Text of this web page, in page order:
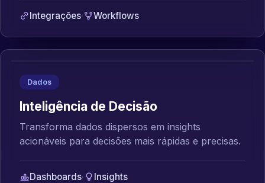
Integrações· Workflows
Dados
Inteligência de Decisão
Transforma dados dispersos em insights
acionáveis para decisões mais rápidas e precisas.
Dashboards· Insights